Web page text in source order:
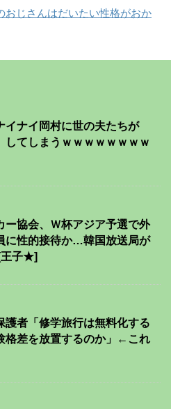
おじさんはだいたい性格がおか
イナイ岡村に世の夫たちが
してしまうｗｗｗｗｗｗｗｗ
ー協会、Ｗ杯アジア予選で外
に性的接待か…韓国放送局が
王子★]
護者「修学旅行は無料化する
格差を放置するのか」←これ